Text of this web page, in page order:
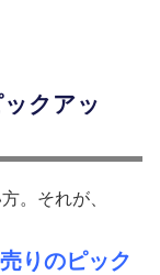
ックアッ
。それが、
売りのピック